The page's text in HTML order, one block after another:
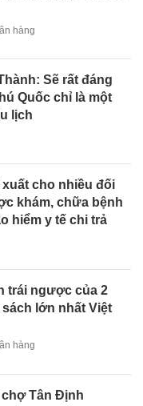
hàng
Sẽ rất đáng
Quốc chỉ là một
lịch
xuất cho nhiều đối
khám, chữa bệnh
hiểm y tế chi trả
trái ngược của 2
lớn nhất Việt
hàng
chợ Tân Định